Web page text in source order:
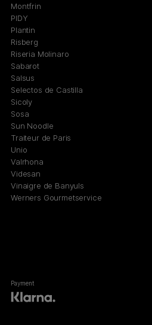
Montfrin
PIDY
Plantin
Risberg
Riseria Molinaro
Sabarot
Salsus
Selectos de Castilla
Sicoly
Sosa
Sun Noodle
Traiteur de Paris
Unio
Valrhona
Videsan
Vinaigre de Banyuls
Werners Gourmetservice
Payment